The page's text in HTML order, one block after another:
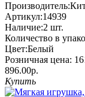
Производитель:
Артикул:14939
Наличие:2 шт.
Количество в
Цвет:Белый
Розничная цена:
896.00р.
Купить